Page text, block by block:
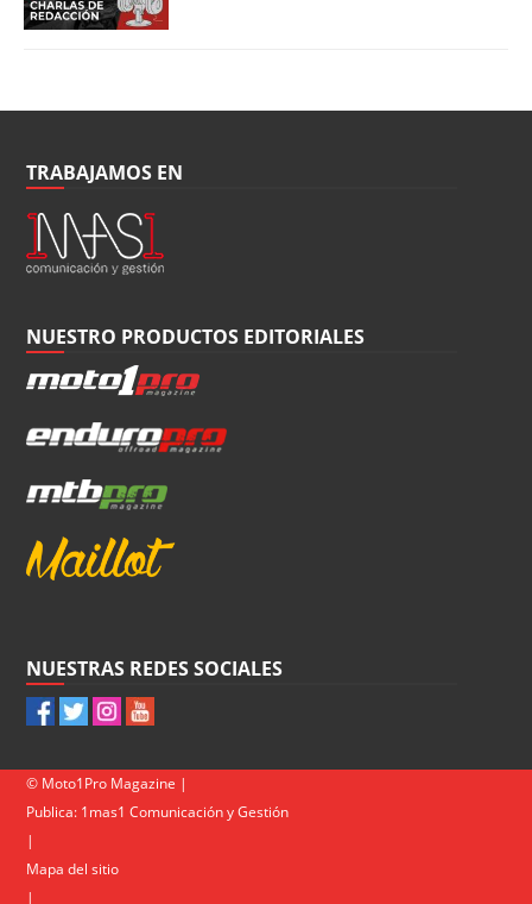
TRABAJAMOS EN
NUESTRO PRODUCTOS EDITORIALES
NUESTRAS REDES SOCIALES
© Moto1Pro Magazine |
Publica: 1mas1 Comunicación y Gestión
|
Mapa del sitio
|